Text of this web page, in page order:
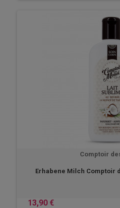
Comptoir
Erhabene Milch Comptoir
13,90 €